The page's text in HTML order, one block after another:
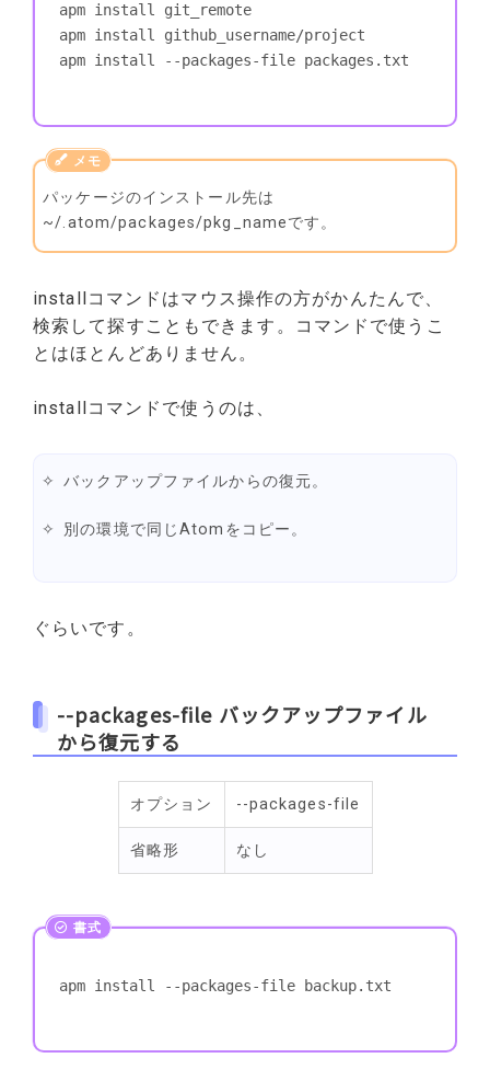
apm install git_remote
apm install github_username/project
apm install --packages-file packages.txt
パッケージのインストール先は
~/.atom/packages/pkg_nameです。
installコマンドはマウス操作の方がかんたんで、
検索して探すこともできます。コマンドで使うこ
とはほとんどありません。
installコマンドで使うのは、
バックアップファイルからの復元。
別の環境で同じAtomをコピー。
ぐらいです。
--packages-file バックアップファイル
から復元する
オプション --packages-file
省略形 なし
apm install --packages-file backup.txt